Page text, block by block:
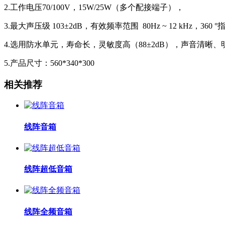
2.工作电压70/100V，15W/25W（多个配接端子），
3.最大声压级 103±2dB，有效频率范围 80Hz ~ 12 kHz，360 °
4.选用防水单元，寿命长，灵敏度高（88±2dB），声音清晰、
5.产品尺寸：560*340*300
相关推荐
线阵音箱
线阵超低音箱
线阵全频音箱